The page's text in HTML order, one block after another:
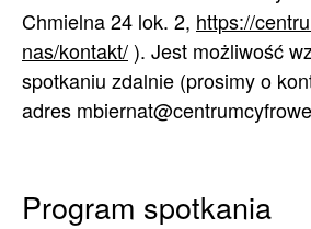
Chmielna 24 lok. 2, https://
nas/kontakt/). Jest możliwość
spotkaniu zdalnie (prosimy o
adres
Program spotkania